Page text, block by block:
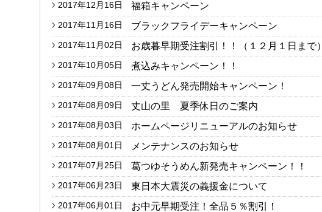
2017年12月16日 福箱キャンペーン
2017年11月16日 ブラックフライデーキャンペーン
2017年11月02日 お歳暮早期受注割引！！（１２月１日まで
2017年10月05日 煮込みキャンペーン！！
2017年09月08日 一丈うどん発売開始キャンペーン！
2017年08月09日 丈山の里 夏季休日のご案内
2017年08月03日 ホームページリニューアルのお知らせ
2017年08月01日 メンテナンスのお知らせ
2017年07月25日 葛つゆそうめん新発売キャンペーン！！
2017年06月23日 東日本大震災の義援金について
2017年06月01日 お中元早期受注！全品５％割引！